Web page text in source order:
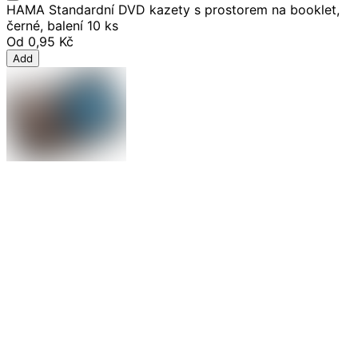
HAMA Standardní DVD kazety s prostorem na booklet,
černé, balení 10 ks
Od 0,95 Kč
Add